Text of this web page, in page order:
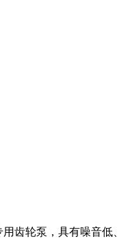
齿轮泵，具有噪音低